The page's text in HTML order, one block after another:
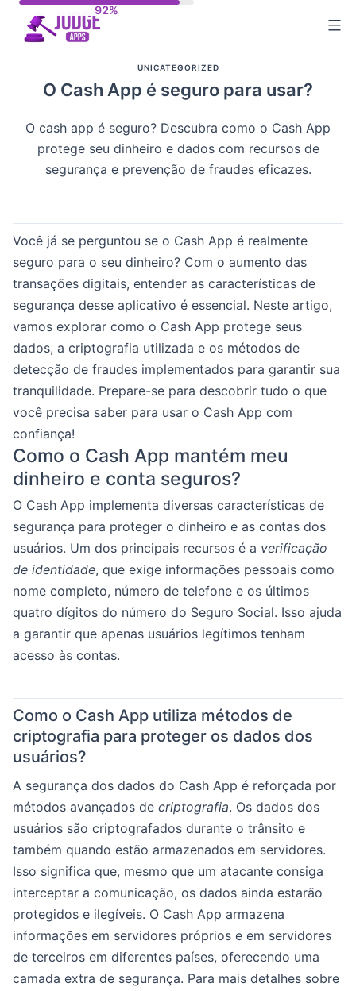
UNICATEGORIZED
O Cash App é seguro para usar?
O cash app é seguro? Descubra como o Cash App
protege seu dinheiro e dados com recursos de
segurança e prevenção de fraudes eficazes.
Você já se perguntou se o Cash App é realmente
seguro para o seu dinheiro? Com o aumento das
transações digitais, entender as características de
segurança desse aplicativo é essencial. Neste artigo,
vamos explorar como o Cash App protege seus
dados, a criptografia utilizada e os métodos de
detecção de fraudes implementados para garantir sua
tranquilidade. Prepare-se para descobrir tudo o que
você precisa saber para usar o Cash App com
confiança!
Como o Cash App mantém meu
dinheiro e conta seguros?
O Cash App implementa diversas características de
segurança para proteger o dinheiro e as contas dos
usuários. Um dos principais recursos é a verificação
de identidade, que exige informações pessoais como
nome completo, número de telefone e os últimos
quatro dígitos do número do Seguro Social. Isso ajuda
a garantir que apenas usuários legítimos tenham
acesso às contas.
Como o Cash App utiliza métodos de
criptografia para proteger os dados dos
usuários?
A segurança dos dados do Cash App é reforçada por
métodos avançados de criptografia. Os dados dos
usuários são criptografados durante o trânsito e
também quando estão armazenados em servidores.
Isso significa que, mesmo que um atacante consiga
interceptar a comunicação, os dados ainda estarão
protegidos e ilegíveis. O Cash App armazena
informações em servidores próprios e em servidores
de terceiros em diferentes países, oferecendo uma
camada extra de segurança. Para mais detalhes sobre